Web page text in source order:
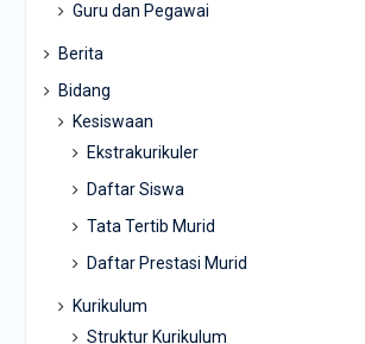
Guru dan Pegawai
Berita
Bidang
Kesiswaan
Ekstrakurikuler
Daftar Siswa
Tata Tertib Murid
Daftar Prestasi Murid
Kurikulum
Struktur Kurikulum